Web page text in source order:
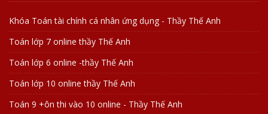
Khóa Toán tài chính cá nhân ứng dụng - Thầy Thế Anh
Toán lớp 7 online thầy Thế Anh
Toán lớp 6 online -thầy Thế Anh
Toán lớp 10 online thầy Thế Anh
Toán 9 +ôn thi vào 10 online - Thầy Thế Anh